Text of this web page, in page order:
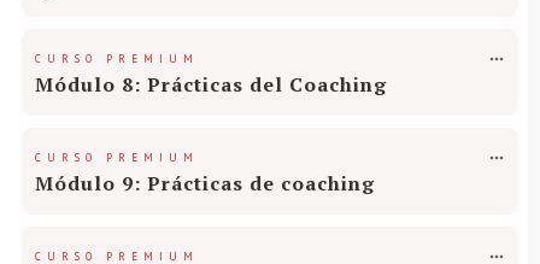
CURSO PREMIUM
Módulo 8: Prácticas del Coaching
CURSO PREMIUM
Módulo 9: Prácticas de coaching
CURSO PREMIUM